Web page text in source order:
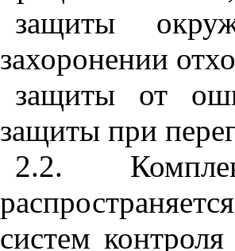
защиты
захоронении
защиты от
защиты при
2.2.
систем